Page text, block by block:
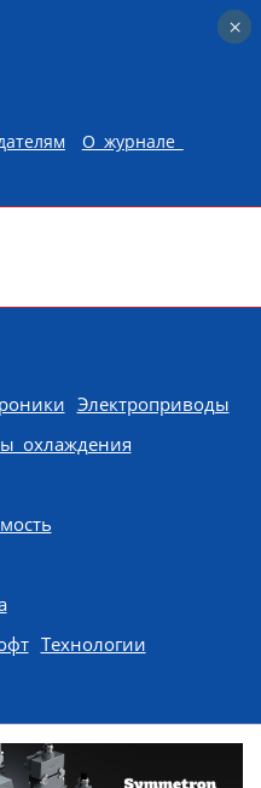
О журнале
Электроприводы
охлаждения
Технологии
×
×